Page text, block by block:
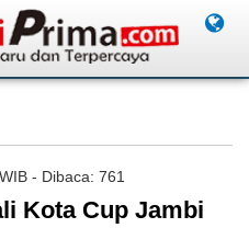
- Dibaca: 761
Kota Cup Jambi